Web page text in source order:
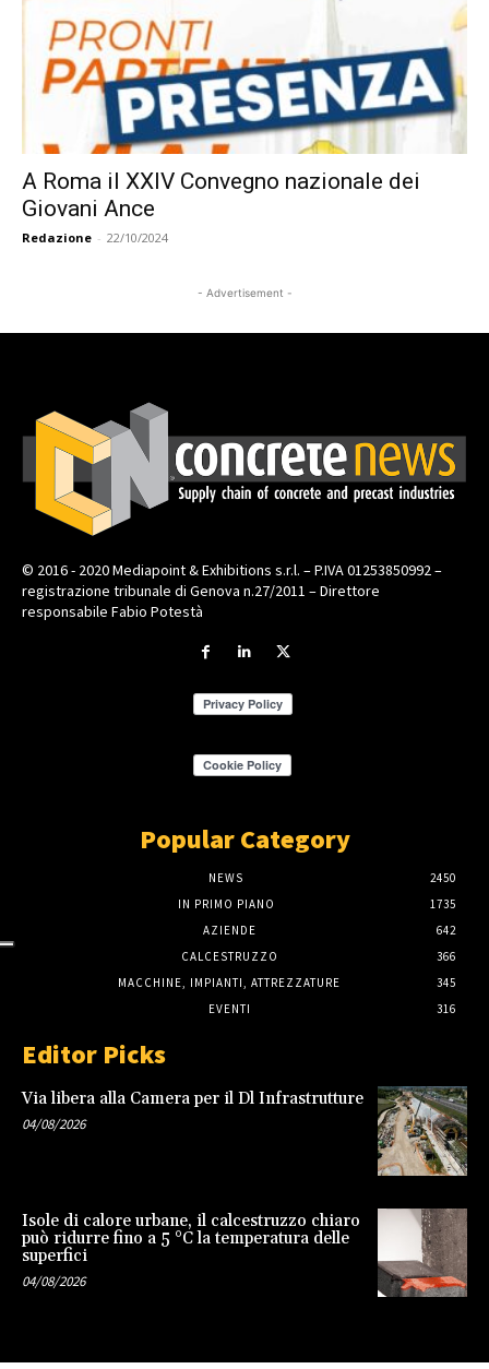
A Roma il XXIV Convegno nazionale dei
Giovani Ance
Redazione - 22/10/2024
- Advertisement -
© 2016 - 2020 Mediapoint & Exhibitions s.r.l. – P.IVA 01253850992 –
registrazione tribunale di Genova n.27/2011 – Direttore
responsabile Fabio Potestà
Popular Category
NEWS
2450
IN PRIMO PIANO
1735
AZIENDE
642
CALCESTRUZZO
366
MACCHINE, IMPIANTI, ATTREZZATURE
345
EVENTI
316
Editor Picks
Via libera alla Camera per il Dl Infrastrutture
04/08/2026
Isole di calore urbane, il calcestruzzo chiaro
può ridurre fino a 5 °C la temperatura delle
superfici
04/08/2026